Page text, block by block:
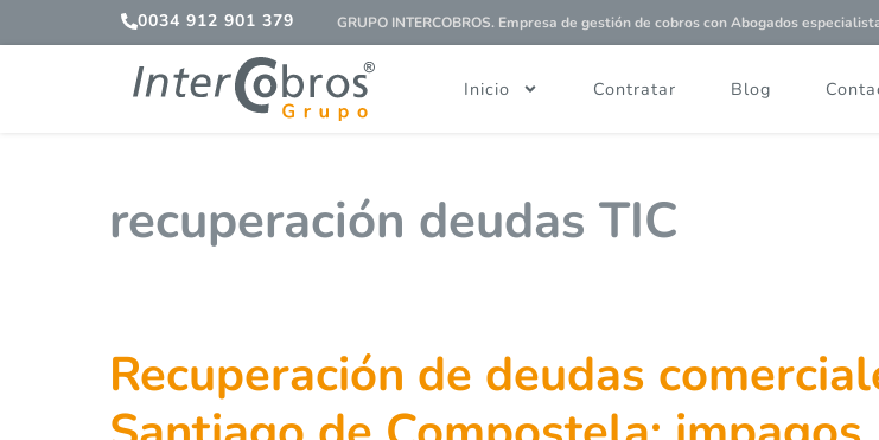
0034 912 901 379 GRUPO INTERCOBROS. Empresa de gestión de cobros conAbogados
Inicio Contratar Blog
recuperación deudas TIC
Recuperación de deudas